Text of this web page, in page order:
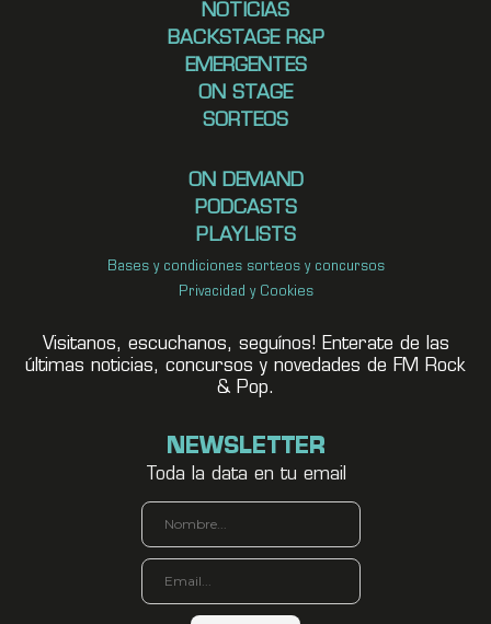
NOTICIAS
BACKSTAGE R&P
EMERGENTES
ON STAGE
SORTEOS
ON DEMAND
PODCASTS
PLAYLISTS
Bases y condiciones sorteos y concursos
Privacidad y Cookies
Visitanos, escuchanos, seguínos! Enterate de las
últimas noticias, concursos y novedades de FM Rock
& Pop.
NEWSLETTER
Toda la data en tu email